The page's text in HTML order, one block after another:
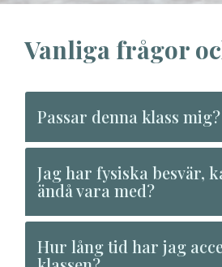
Vanliga frågor
Passar denna klass mig?
Jag har fysiska besvär,
ändå vara med?
Hur lång tid har jag